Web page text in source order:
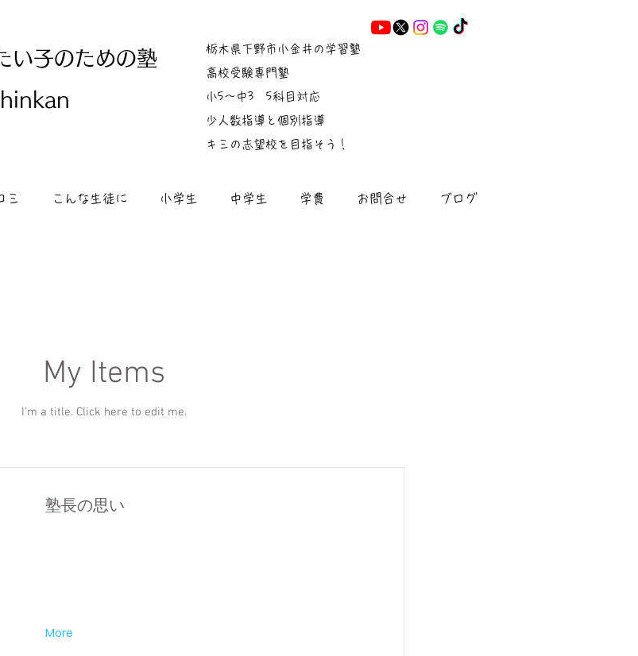
い子のための塾
栃木県下野市小金井の学習塾
高校受験専門塾
小5～中3 5科目対応
少人数指導と個別指導
キミの志望校を目指そう！
ミ こんな生徒に 小学生 中学生 学費 お問合せ ブログ
My Items
I'm a title. ​Click here to edit me.
塾長の思い
More